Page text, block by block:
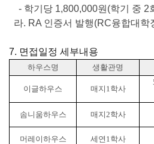
- 학기당 1,800,000원(학기 중 2
라. RA 인증서 발행(RC융합대
7. 면접일정 세부내용
하우스명 생활관명
이글하우스 매지 1학사
솜니움하우스 매지2학사
머레이하우스 세연 1학사